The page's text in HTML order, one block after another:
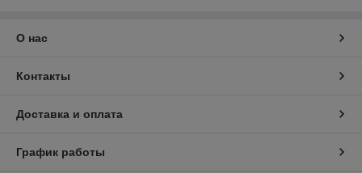
О нас
Контакты
Доставка и оплата
График работы